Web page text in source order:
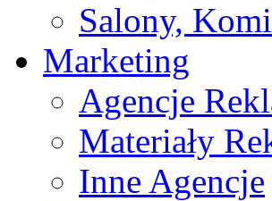
Salony,
Marketing
Agencje
Materiały
Inne Agencje